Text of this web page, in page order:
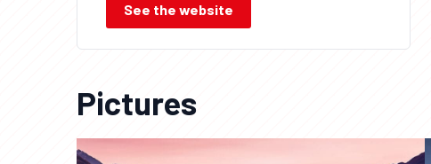
See the website
Pictures